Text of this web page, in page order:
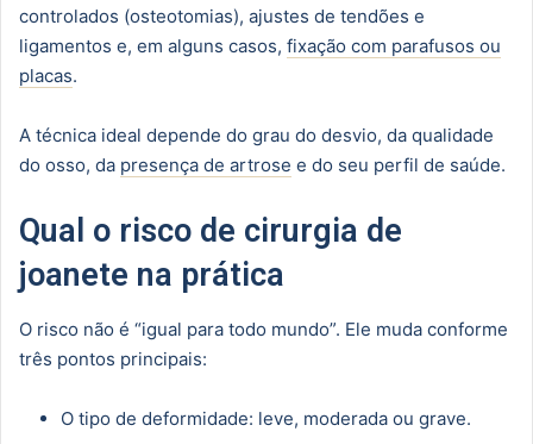
controlados (osteotomias), ajustes de tendões e
ligamentos e, em alguns casos, fixação com parafusos ou
placas.
A técnica ideal depende do grau do desvio, da qualidade
do osso, da presença de artrose e do seu perfil de saúde.
Qual o risco de cirurgia de
joanete na prática
O risco não é “igual para todo mundo”. Ele muda conforme
três pontos principais:
O tipo de deformidade: leve, moderada ou grave.